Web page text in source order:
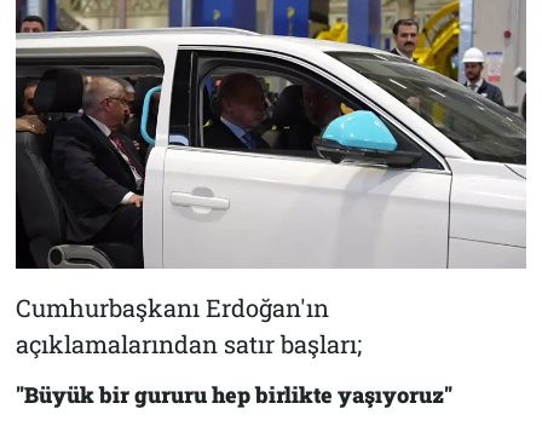
Cumhurbaşkanı Erdoğan'ın
açıklamalarından satır başları;
"Büyük bir gururu hep birlikte yaşıyoruz"